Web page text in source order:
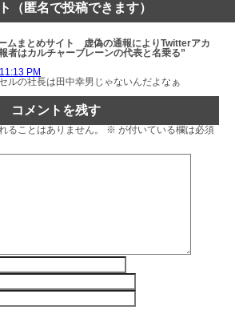
（匿名で投稿できます）
ムまとめサイト 虚偽の通報によりTwitterアカ
はカルチャーブレーンの代表と名乗る”
PM
ルの社長は田中幸男じゃないんだよなぁ
コメントを残す
ることはありません。 ※ が付いている欄は必須